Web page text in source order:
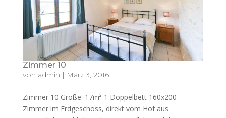
Zimmer 10
von admin | März 3, 2016
Zimmer 10 Größe: 17m² 1 Doppelbett 160x200
Zimmer im Erdgeschoss, direkt vom Hof aus